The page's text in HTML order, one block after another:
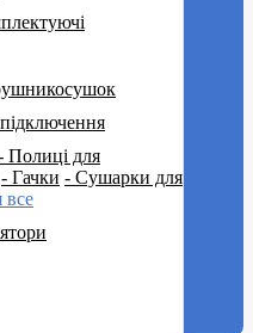
Полиці для
- Гачки - Сушарки для
все